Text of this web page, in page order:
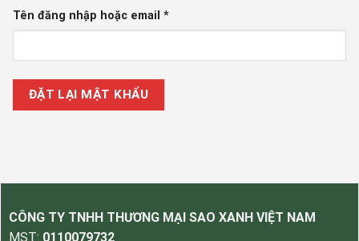
Tên đăng nhập hoặc email *Bắt
buộc
ĐẶT LẠI MẬT KHẨU
CÔNG TY TNHH THƯƠNG MẠI SAO XANH VIỆT NAM
MST: 0110079732